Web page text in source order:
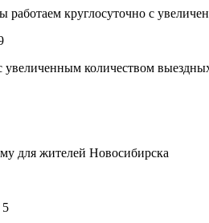
круглосуточно с
увеличенным количеством
для жителей Новосибирска
5